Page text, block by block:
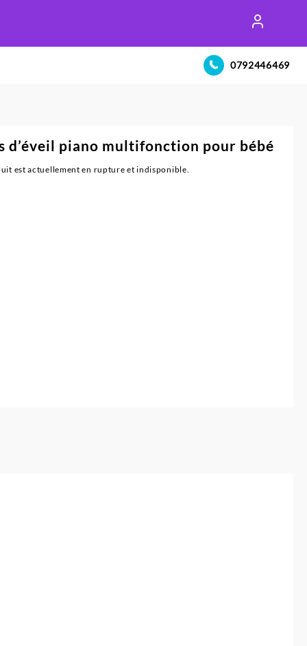
0792446469
d’éveil piano multifonction pour bébé
est actuellement en rupture et indisponible.